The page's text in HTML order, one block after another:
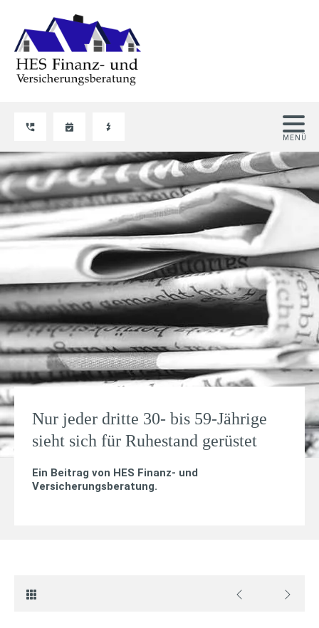
Nur jeder dritte 30- bis 59-Jährige
sieht sich für Ruhestand gerüstet
Ein Beitrag von HES Finanz- und
Versicherungsberatung.